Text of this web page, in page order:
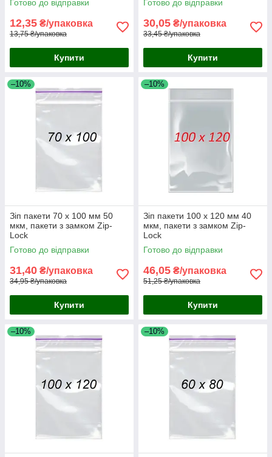
Готово до відправки
12,35 ₴/упаковка
13,75 ₴/упаковка
Купити
Готово до відправки
30,05 ₴/упаковка
33,45 ₴/упаковка
Купити
–10%
Зіп пакети 70 x 100 мм 50
мкм, пакети з замком Zip-
Lock
Готово до відправки
31,40 ₴/упаковка
34,95 ₴/упаковка
Купити
–10%
Зіп пакети 100 х 120 мм 40
мкм, пакети з замком Zip-
Lock
Готово до відправки
46,05 ₴/упаковка
51,25 ₴/упаковка
Купити
–10% –10%